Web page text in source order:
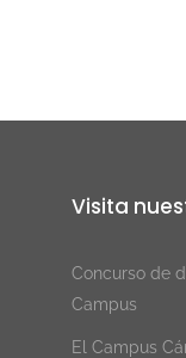
Visita
Concurso de
Campus
El Campus